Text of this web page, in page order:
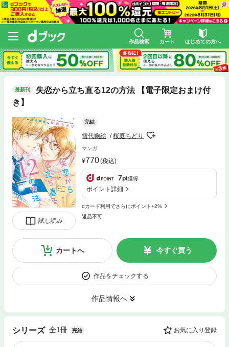
作品検索 カート はじめての方へ
最新刊
失恋から立ち直る12の方法 【電子限定おまけ付
き】
試し読み
完結
雪代鞠絵 桜庭ちどり
マンガ
770(税込)
7pt獲得
ポイント詳細
dカード利用でさらにポイント+2%
返品不可
カートへ 今すぐ買う
作品をチェックする
作品情報へ
シリーズ 全1冊 完結 お気に入り登録